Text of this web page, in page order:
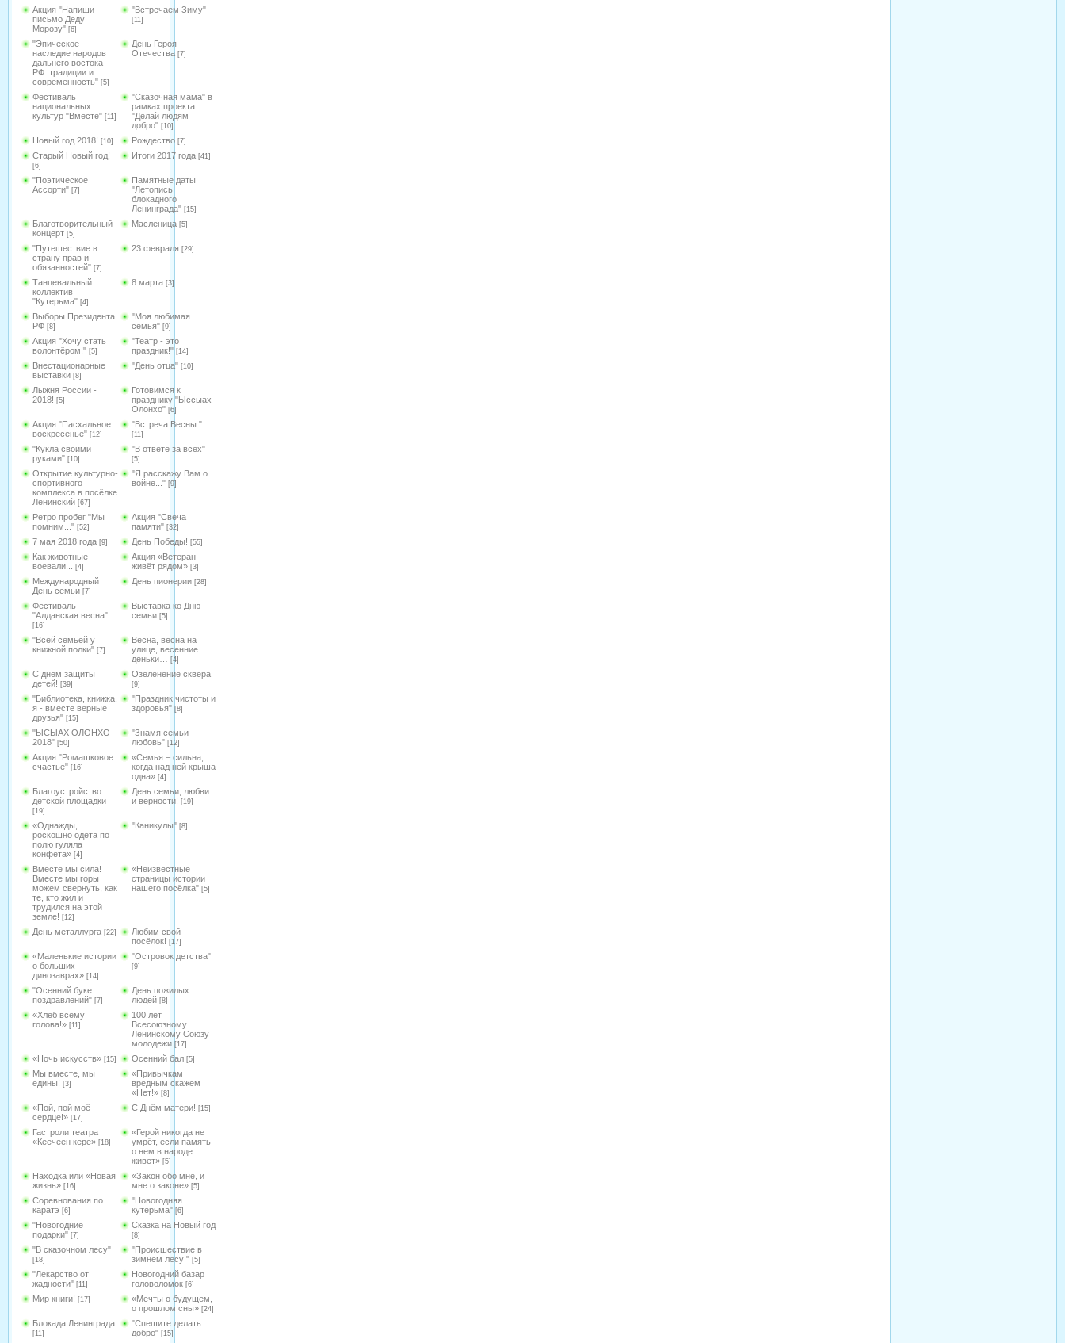
Акция "Напиши
письмо Деду
Морозу" [6]
"Встречаем Зиму"
[11]
"Эпическое
наследие народов
дальнего востока
РФ: традиции и
современность" [5]
День Героя
Отечества [7]
Фестиваль
национальных
культур "Вместе" [11]
"Сказочная мама" в
рамках проекта
"Делай людям
добро" [10]
Новый год 2018! [10] Рождество [7]
Старый Новый год!
[6]
Итоги 2017 года [41]
"Поэтическое
Ассорти" [7]
Памятные даты
"Летопись
блокадного
Ленинграда" [15]
Благотворительный
концерт [5]
Масленица [5]
"Путешествие в
страну прав и
обязанностей" [7]
23 февраля [29]
Танцевальный
коллектив
"Кутерьма" [4]
8 марта [3]
Выборы Президента
РФ [8]
"Моя любимая
семья" [9]
Акция "Хочу стать
волонтёром!" [5]
"Театр - это
праздник!" [14]
Внестационарные
выставки [8]
"День отца" [10]
Лыжня России -
2018! [5]
Готовимся к
празднику "Ыссыах
Олонхо" [6]
Акция "Пасхальное
воскресенье" [12]
"Встреча Весны "
[11]
"Кукла своими
руками" [10]
"В ответе за всех"
[5]
Открытие культурно-
спортивного
комплекса в посёлке
Ленинский [67]
"Я расскажу Вам о
войне..." [9]
Ретро пробег "Мы
помним..." [52]
Акция "Свеча
памяти" [32]
7 мая 2018 года [9] День Победы! [55]
Как животные
воевали...
[4]
Акция «Ветеран
живёт рядом» [3]
Международный
День семьи [7]
День пионерии [28]
Фестиваль
"Алданская весна"
[16]
Выставка ко Дню
семьи [5]
"Всей семьёй у
книжной полки" [7]
Весна, весна на
улице, весенние
деньки…
[4]
С днём защиты
детей! [39]
Озеленение сквера
[9]
"Библиотека, книжка,
я - вместе верные
друзья" [15]
"Праздник чистоты и
здоровья" [8]
"ЫСЫАХ ОЛОНХО -
2018" [50]
"Знамя семьи -
любовь" [12]
Акция "Ромашковое
счастье" [16]
«Семья – сильна,
когда над ней крыша
одна» [4]
Благоустройство
детской площадки
[19]
День семьи, любви
и верности! [19]
«Однажды,
роскошно одета по
полю гуляла
конфета» [4]
"Каникулы" [8]
Вместе мы сила!
Вместе мы горы
можем свернуть, как
те, кто жил и
трудился на этой
земле! [12]
«Неизвестные
страницы истории
нашего посёлка" [5]
День металлурга [22]
Любим свой
посёлок! [17]
«Маленькие истории
о больших
динозаврах» [14]
"Островок детства"
[9]
"Осенний букет
поздравлений" [7]
День пожилых
людей [8]
«Хлеб всему
голова!» [11]
100 лет
Всесоюзному
Ленинскому Союзу
молодежи [17]
«Ночь искусств» [15] Осенний бал [5]
Мы вместе, мы
едины! [3]
«Привычкам
вредным скажем
«Нет!» [8]
«Пой, пой моё
сердце!» [17]
С Днём матери! [15]
Гастроли театра
«Кеечеен кере» [18]
«Герой никогда не
умрёт, если память
о нем в народе
живет» [5]
Находка или «Новая
жизнь» [16]
«Закон обо мне, и
мне о законе» [5]
Соревнования по
каратэ [6]
"Новогодняя
кутерьма" [6]
"Новогодние
подарки" [7]
Сказка на Новый год
[8]
"В сказочном лесу"
[18]
"Происшествие в
зимнем лесу " [5]
"Лекарство от
жадности" [11]
Новогодний базар
головоломок [6]
Мир книги! [17]
«Мечты о будущем,
о прошлом сны» [24]
Блокада Ленинграда
[11]
"Спешите делать
добро" [15]